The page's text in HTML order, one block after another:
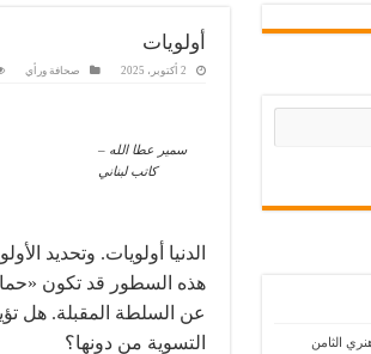
الاصطناعي مصير آلاف العاملين فعلاً؟
حين يصبح وحيدا؟
أولويات
2 أكتوبر، 2025 صحافة ورأي
سمير عطا الله –
كاتب لبناني
الدنيا أولويات. وتحديد
هذه السطور قد تكون
عن السلطة المقبلة. هل
التسوية من دونها؟
الثامن